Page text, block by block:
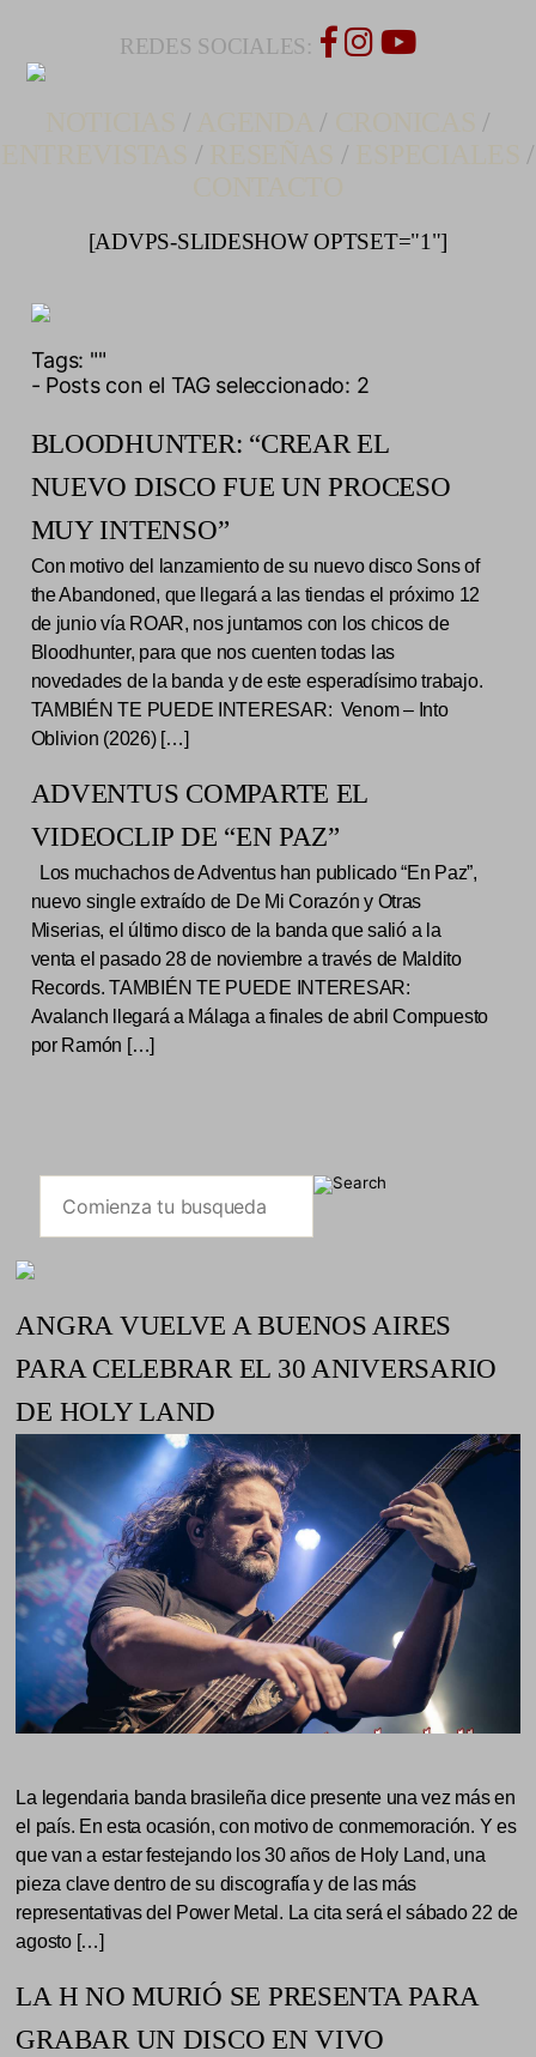
REDES SOCIALES:
/ /
/
/ /
/
[ADVPS-SLIDESHOW OPTSET="1"]
Tags: ""
- Posts con el TAG seleccionado: 2
BLOODHUNTER: “CREAR EL
NUEVO DISCO FUE UN PROCESO
MUY INTENSO”
Con motivo del lanzamiento de su nuevo disco Sons of
the Abandoned, que llegará a las tiendas el próximo 12
de junio vía ROAR, nos juntamos con los chicos de
Bloodhunter, para que nos cuenten todas las
novedades de la banda y de este esperadísimo trabajo.
TAMBIÉN TE PUEDE INTERESAR: Venom – Into
Oblivion (2026) […]
ADVENTUS COMPARTE EL
VIDEOCLIP DE “EN PAZ”
Los muchachos de Adventus han publicado “En Paz”,
nuevo single extraído de De Mi Corazón y Otras
Miserias, el último disco de la banda que salió a la
venta el pasado 28 de noviembre a través de Maldito
Records. TAMBIÉN TE PUEDE INTERESAR:
Avalanch llegará a Málaga a finales de abril Compuesto
por Ramón […]
ANGRA VUELVE A BUENOS AIRES
PARA CELEBRAR EL 30 ANIVERSARIO
DE HOLY LAND
La legendaria banda brasileña dice presente una vez más en
el país. En esta ocasión, con motivo de conmemoración. Y es
que van a estar festejando los 30 años de Holy Land, una
pieza clave dentro de su discografía y de las más
representativas del Power Metal. La cita será el sábado 22 de
agosto […]
LA H NO MURIÓ SE PRESENTA PARA
GRABAR UN DISCO EN VIVO